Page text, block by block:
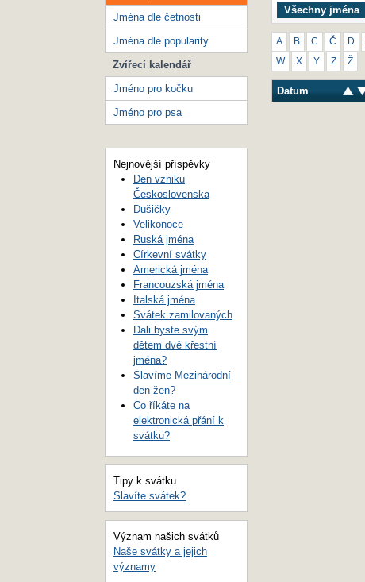
Všechny jména
A B C Č D
W X Y Z Ž
Datum
Jména dle četnosti
Jména dle popularity
Zvířecí kalendář
Jméno pro kočku
Jméno pro psa
Nejnovější příspěvky
Den vzniku
Československa
Dušičky
Velikonoce
Ruská jména
Církevní svátky
Americká jména
Francouzská jména
Italská jména
Svátek zamilovaných
Dali byste svým
dětem dvě křestní
jména?
Slavíme Mezinárodní
den žen?
Co říkáte na
elektronická přání k
svátku?
Tipy k svátku
Slavíte svátek?
Význam našich svátků
Naše svátky a jejich
významy